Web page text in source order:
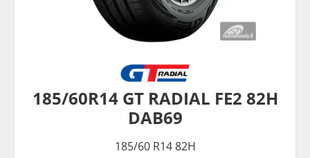
185/60R14 GT RADIAL FE2 82H
DAB69
185/60 R14 82H